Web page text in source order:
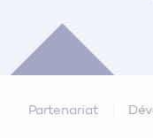
Tous nos labels
Pourquoi
Partenariat